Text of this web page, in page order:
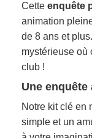
Cette enquête
animation
de 8 ans et
mystérieuse où
club !
Une
Notre kit clé en
simple et un